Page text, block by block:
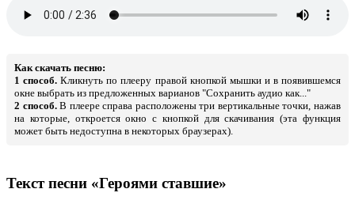
Как скачать песню:
1 способ. Кликнуть по плееру правой кнопкой мышки и в появившемся
окне выбрать из предложенных варианов "Сохранить аудио как..."
2 способ.В плеере справа расположены три вертикальные точки, нажав
на которые, откроется окно с кнопкой для скачивания (эта функция
может быть недоступна в некоторых браузерах).
Текст песни «Героями ставшие»